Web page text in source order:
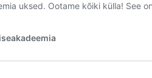
uksed. Ootame kõiki külla! See